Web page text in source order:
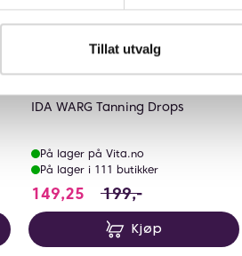
Tillat utvalg
IDA WARG Tanning Drops
På lager på Vita.no
På lager i 111 butikker
149,25 149.25 i stedet for
199,-
Kjøp